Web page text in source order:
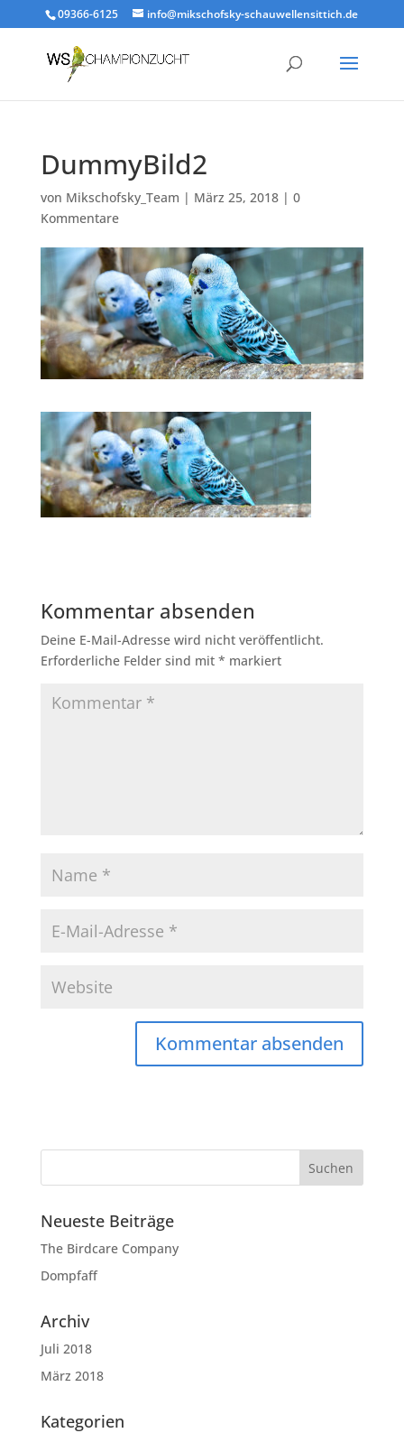
09366-6125 info@mikschofsky-schauwellensittich.de
DummyBild2
von Mikschofsky_Team | März 25, 2018| 0
Kommentare
Kommentar absenden
Deine E-Mail-Adresse wird nicht veröffentlicht.
Erforderliche Felder sind mit * markiert
Neueste Beiträge
The Birdcare Company
Dompfaff
Archiv
Juli 2018
März 2018
Kategorien